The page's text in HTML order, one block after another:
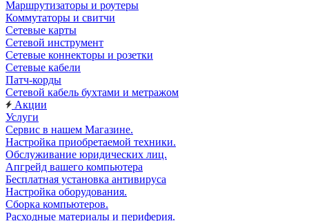
Маршрутизаторы и роутеры
Коммутаторы и свитчи
Сетевые карты
Сетевой инструмент
Сетевые коннекторы и розетки
Сетевые кабели
Патч-корды
Сетевой кабель бухтами и метражом
Акции
Услуги
Сервис в нашем Магазине.
Настройка приобретаемой техники.
Обслуживание юридических лиц.
Апгрейд вашего компьютера
Бесплатная установка антивируса
Настройка оборудования.
Сборка компьютеров.
Расходные материалы и периферия.